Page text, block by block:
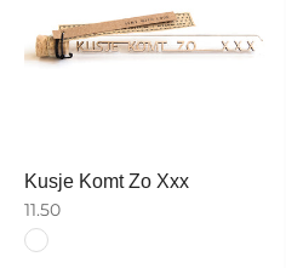
Kusje Komt Zo Xxx
11.50